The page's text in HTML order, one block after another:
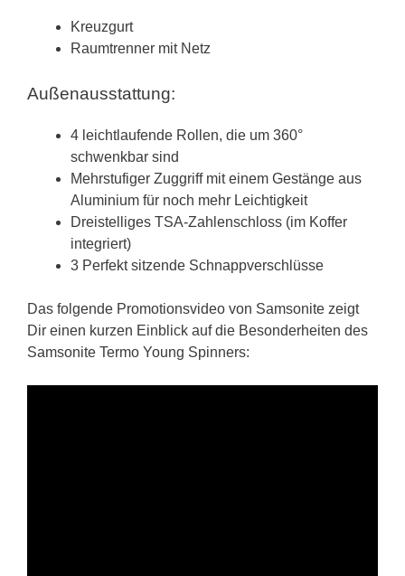
Kreuzgurt
Raumtrenner mit Netz
Außenausstattung:
4 leichtlaufende Rollen, die um 360°
schwenkbar sind
Mehrstufiger Zuggriff mit einem Gestänge aus
Aluminium für noch mehr Leichtigkeit
Dreistelliges TSA-Zahlenschloss (im Koffer
integriert)
3 Perfekt sitzende Schnappverschlüsse
Das folgende Promotionsvideo von Samsonite zeigt
Dir einen kurzen Einblick auf die Besonderheiten des
Samsonite Termo Young Spinners: